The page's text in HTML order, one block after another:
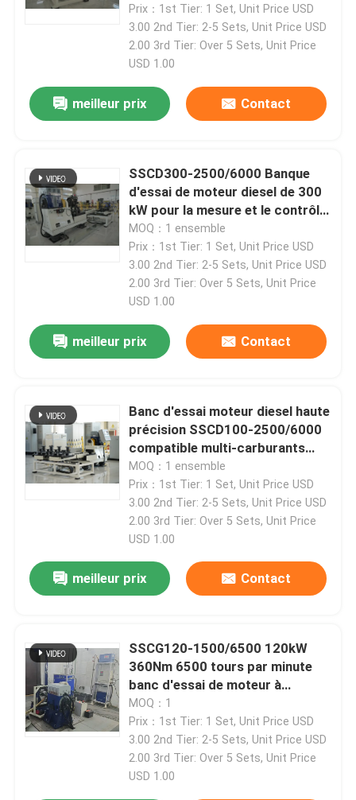
Prix：1st Tier: 1 Set, Unit Price USD
3.00 2nd Tier: 2-5 Sets, Unit Price USD
2.00 3rd Tier: Over 5 Sets, Unit Price
USD 1.00
meilleur prix Contact
SSCD300-2500/6000 Banque
d'essai de moteur diesel de 300
kW pour la mesure et le contrôle
de haute précision dans toutes
les conditions
MOQ：1 ensemble
Prix：1st Tier: 1 Set, Unit Price USD
3.00 2nd Tier: 2-5 Sets, Unit Price USD
2.00 3rd Tier: Over 5 Sets, Unit Price
USD 1.00
meilleur prix Contact
Banc d'essai moteur diesel haute
précision SSCD100-2500/6000
compatible multi-carburants
100 kW
MOQ：1 ensemble
Prix：1st Tier: 1 Set, Unit Price USD
3.00 2nd Tier: 2-5 Sets, Unit Price USD
2.00 3rd Tier: Over 5 Sets, Unit Price
USD 1.00
meilleur prix Contact
SSCG120-1500/6500 120kW
360Nm 6500 tours par minute
banc d'essai de moteur à
essence refroidi à l'air
MOQ：1
Prix：1st Tier: 1 Set, Unit Price USD
3.00 2nd Tier: 2-5 Sets, Unit Price USD
2.00 3rd Tier: Over 5 Sets, Unit Price
USD 1.00